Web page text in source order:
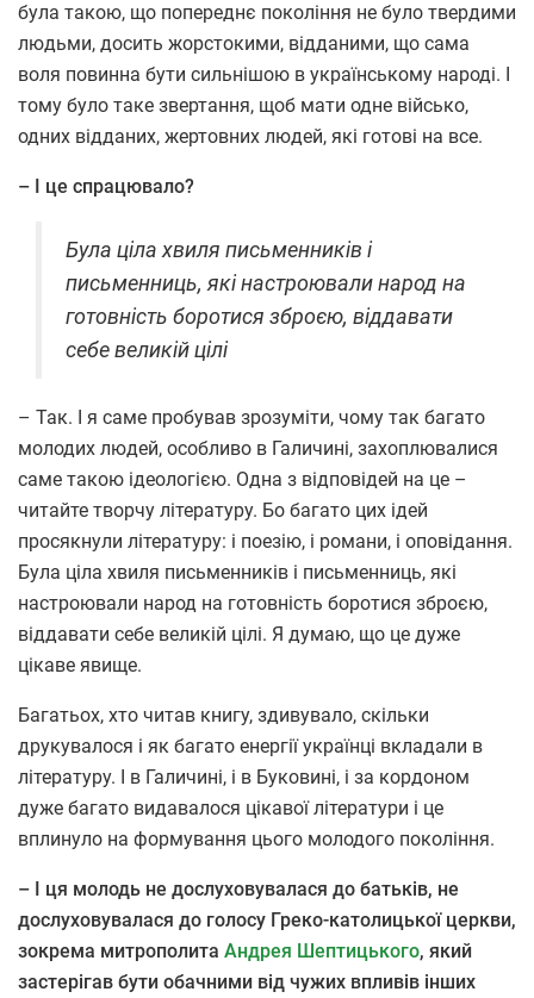
була такою, що попереднє покоління не було твердими
людьми, досить жорстокими, відданими, що сама
воля повинна бути сильнішою в українському народі. І
тому було таке звертання, щоб мати одне військо,
одних відданих, жертовних людей, які готові на все.
– І це спрацювало?
Була ціла хвиля письменників і
письменниць, які настроювали народ на
готовність боротися зброєю, віддавати
себе великій цілі
– Так. І я саме пробував зрозуміти, чому так багато
молодих людей, особливо в Галичині, захоплювалися
саме такою ідеологією. Одна з відповідей на це –
читайте творчу літературу. Бо багато цих ідей
просякнули літературу: і поезію, і романи, і оповідання.
Була ціла хвиля письменників і письменниць, які
настроювали народ на готовність боротися зброєю,
віддавати себе великій цілі. Я думаю, що це дуже
цікаве явище.
Багатьох, хто читав книгу, здивувало, скільки
друкувалося і як багато енергії українці вкладали в
літературу. І в Галичині, і в Буковині, і за кордоном
дуже багато видавалося цікавої літератури і це
вплинуло на формування цього молодого покоління.
– І ця молодь не дослуховувалася до батьків, не
дослуховувалася до голосу Греко-католицької церкви,
зокрема митрополита Андрея Шептицького, який
застерігав бути обачними від чужих впливів інших